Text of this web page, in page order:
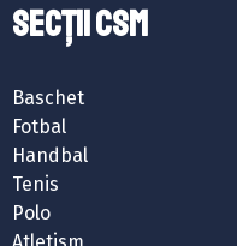
SECȚII CSM
Baschet
Fotbal
Handbal
Tenis
Polo